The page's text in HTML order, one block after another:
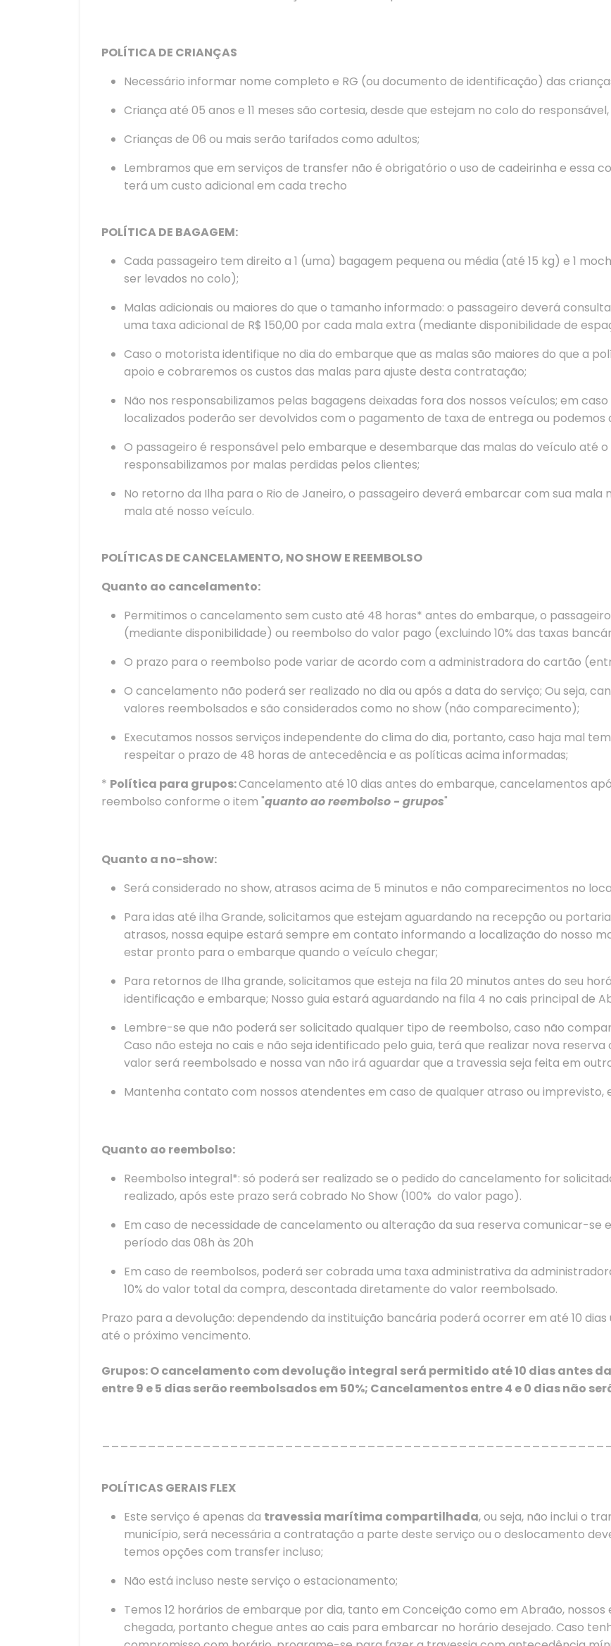
POLÍTICA DE CRIANÇAS
Necessário informar nome completo e RG (ou documento de identificação) das
Criança até 05 anos e 11 meses são cortesia, desde que estejam no colo do
Crianças de 06 ou mais serão tarifados como adultos;
Lembramos que em serviços de transfer não é obrigatório o uso de cadeirinha e essa
terá um custo adicional em cada trecho
POLÍTICA DE BAGAGEM:
Cada passageiro tem direito a 1 (uma) bagagem pequena ou média (até 15 kg) e 1
ser levados no colo);
Malas adicionais ou maiores do que o tamanho informado: o passageiro deverá
uma taxa adicional de R$ 150,00 por cada mala extra (mediante disponibilidade de
Caso o motorista identifique no dia do embarque que as malas são maiores do que a
apoio e cobraremos os custos das malas para ajuste desta contratação;
Não nos responsabilizamos pelas bagagens deixadas fora dos nossos veículos; em
localizados poderão ser devolvidos com o pagamento de taxa de entrega ou
O passageiro é responsável pelo embarque e desembarque das malas do veículo até
responsabilizamos por malas perdidas pelos clientes;
No retorno da Ilha para o Rio de Janeiro, o passageiro deverá embarcar com sua
mala até nosso veículo.
POLÍTICAS DE CANCELAMENTO, NO SHOW E REEMBOLSO
Quanto ao cancelamento:
Permitimos o cancelamento sem custo até 48 horas* antes do embarque, o
(mediante disponibilidade) ou reembolso do valor pago (excluindo 10% das taxas
O prazo para o reembolso pode variar de acordo com a administradora do cartão
O cancelamento não poderá ser realizado no dia ou após a data do serviço; Ou seja,
valores reembolsados e são considerados como no show (não comparecimento);
Executamos nossos serviços independente do clima do dia, portanto, caso haja mal
respeitar o prazo de 48 horas de antecedência e as políticas acima informadas;
* Política para grupos:Cancelamento até 10 dias antes do embarque, cancelamentos
reembolso conforme o item "quanto ao reembolso - grupos"
Quanto a no-show:
Será considerado no show, atrasos acima de 5 minutos e não comparecimentos no
Para idas até ilha Grande, solicitamos que estejam aguardando na recepção ou
atrasos, nossa equipe estará sempre em contato informando a localização do nosso
estar pronto para o embarque quando o veículo chegar;
Para retornos de Ilha grande, solicitamos que esteja na fila 20 minutos antes do seu
identificação e embarque; Nosso guia estará aguardando na fila 4 no cais principal de
Lembre-se que não poderá ser solicitado qualquer tipo de reembolso, caso não
Caso não esteja no cais e não seja identificado pelo guia, terá que realizar nova
valor será reembolsado e nossa van não irá aguardar que a travessia seja feita em
Mantenha contato com nossos atendentes em caso de qualquer atraso ou imprevisto,
Quanto ao reembolso:
Reembolso integral*: só poderá ser realizado se o pedido do cancelamento for
realizado, após este prazo será cobrado No Show (100% do valor pago).
Em caso de necessidade de cancelamento ou alteração da sua reserva comunicar-se
período das 08h às 20h
Em caso de reembolsos, poderá ser cobrada uma taxa administrativa da
10% do valor total da compra, descontada diretamente do valor reembolsado.
Prazo para a devolução: dependendo da instituição bancária poderá ocorrer em até 10
até o próximo vencimento.
Grupos: O cancelamento com devolução integral será permitido até 10 dias antes
entre 9 e 5 dias serão reembolsados em 50%; Cancelamentos entre 4 e 0 dias não
POLÍTICAS GERAIS FLEX
Este serviço é apenas da travessia marítima compartilhada, ou seja, não inclui o
município, será necessária a contratação a parte deste serviço ou o deslocamento
temos opções com transfer incluso;
Não está incluso neste serviço o estacionamento;
Temos 12 horários de embarque por dia, tanto em Conceição como em Abraão,
chegada, portanto chegue antes ao cais para embarcar no horário desejado. Caso